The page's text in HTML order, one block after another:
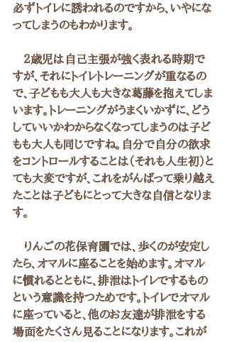
必ずトイレに誘われるのですから、いやにな
ってしまうのもわかります。
２歳児は自己主張が強く表れる時期で
すが、それにトイレトレーニングが重なるの
で、子どもも大人も大きな葛藤を抱えてしま
います。トレーニングがうまくいかずに、どう
していいかわからなくなってしまうのは子ど
もも大人も同じですね。自分で自分の欲求
をコントロールすることは（それも人生初）と
ても大変ですが、これをがんばって乗り越え
たことは子どもにとって大きな自信となりま
す。
りんごの花保育園では、歩くのが安定し
たら、オマルに座ることを始めます。オマル
に慣れるとともに、排泄はトイレでするもの
という意識を持つためです。トイレでオマル
に座っていると、他のお友達が排泄をする
場面をたくさん見ることになります。これが